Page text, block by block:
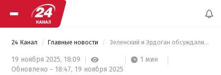
24 Канал Главные новости Зеленский и Эрдоган обсуждали путь к миру и обмены пленными: какие главные заявления
19 ноября 2025, 18:09
1 мин
Обновлено - 18:47, 19 ноября 2025